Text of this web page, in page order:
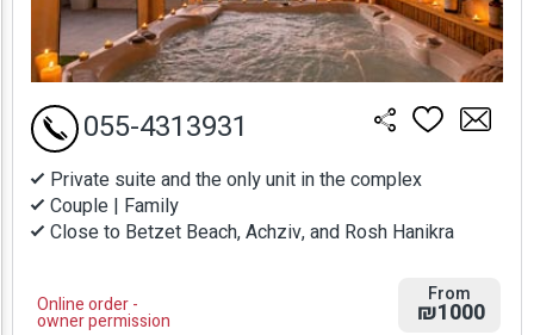
Private suite and the only unit in the complex
Couple | Family
Close to Betzet Beach, Achziv, and Rosh Hanikra
Online order -
owner permission
055-4313931
From
₪1000